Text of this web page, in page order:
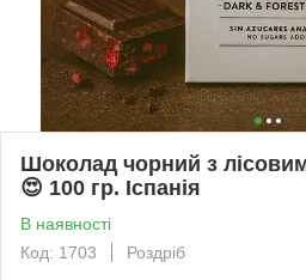
Шоколад чорний з
😍 100 гр. Іспанія
В наявності
Код: 1703
Роздріб